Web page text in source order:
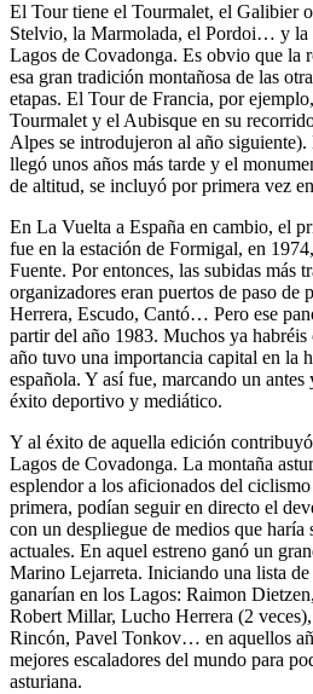
El Tour tiene el Tourmalet, el Galibier
Stelvio, la Marmolada, el Pordoi… y la
Lagos de Covadonga. Es obvio que la
esa gran tradición montañosa de las
etapas. El Tour de Francia, por
Tourmalet y el Aubisque en su
Alpes se introdujeron al año
llegó unos años más tarde y el
de altitud, se incluyó por primera vez
En La Vuelta a España en cambio, el
fue en la estación de Formigal, en
Fuente. Por entonces, las subidas más
organizadores eran puertos de paso de
Herrera, Escudo, Cantó… Pero ese
partir del año 1983. Muchos ya
año tuvo una importancia capital en la
española. Y así fue, marcando un antes
éxito deportivo y mediático.
Y al éxito de aquella edición
Lagos de Covadonga. La montaña
esplendor a los aficionados del
primera, podían seguir en directo el
con un despliegue de medios que haría
actuales. En aquel estreno ganó un
Marino Lejarreta. Iniciando una lista de
ganarían en los Lagos: Raimon
Robert Millar, Lucho Herrera (2
Rincón, Pavel Tonkov… en aquellos
mejores escaladores del mundo para
asturiana.